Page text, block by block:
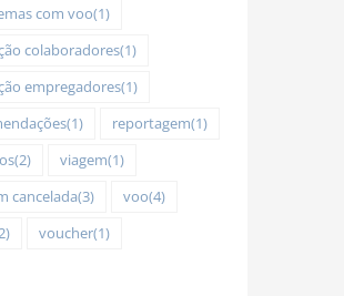
com voo(1)
colaboradores(1)
empregadores(1)
(1) reportagem(1)
(2) viagem(1)
cancelada(3) voo(4)
voucher(1)